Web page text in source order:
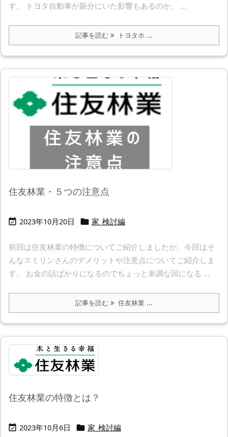
す。 トヨタ自動車が親分にいた影響もあるのか、 ...
記事を読む トヨタホ ...
住友林業・５つの注意点
 2023年10月20日  家_検討編
前回は住友林業の特徴についてご紹介しましたが、今回はそ
んなスミリンさんのデメリットや注意点についてご紹介しま
す。 お金の話ばかりになるのでちょっと単調な回になる ...
記事を読む 住友林業 ...
住友林業の特徴とは？
 2023年10月6日  家_検討編